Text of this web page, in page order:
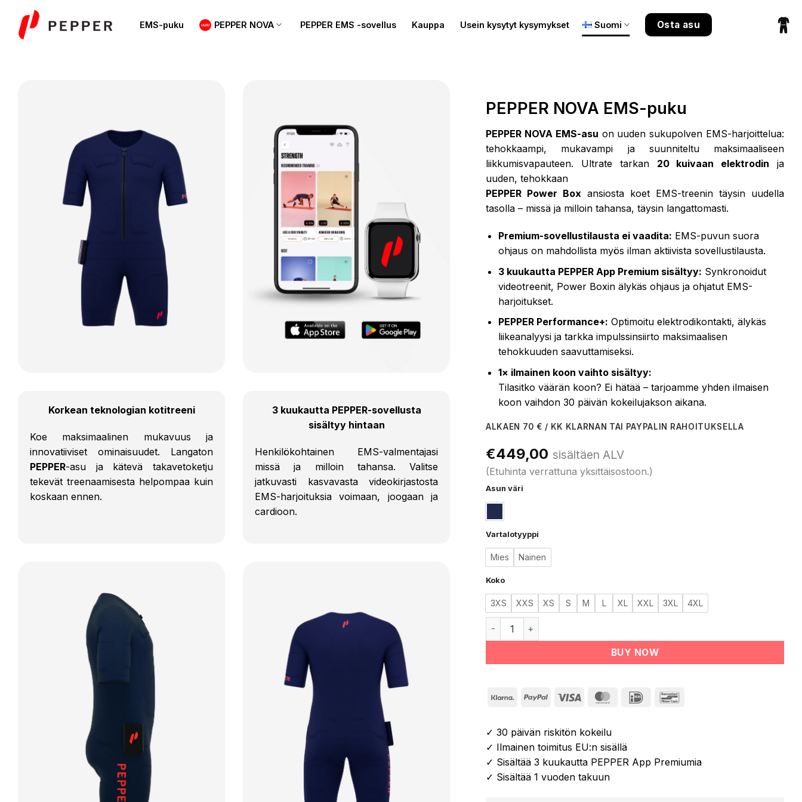
content
EMS-puku PEPPER NOVA PEPPER EMS -sovellus Kauppa Usein kysytyt kysymykset Suomi Osta asu
Korkean teknologian kotitreeni
Koe maksimaalinen mukavuus ja
innovatiiviset ominaisuudet. Langaton
PEPPER-asu ja kätevä takavetoketju
tekevät treenaamisesta helpompaa kuin
koskaan ennen.
3 kuukautta PEPPER-sovellusta
sisältyy hintaan
Henkilökohtainen EMS-valmentajasi
missä ja milloin tahansa. Valitse
jatkuvasti kasvavasta videokirjastosta
EMS-harjoituksia voimaan, joogaan ja
cardioon.
PEPPER NOVA EMS-puku
PEPPER NOVA EMS-asu on uuden sukupolven EMS-harjoittelua:
tehokkaampi, mukavampi ja suunniteltu maksimaaliseen
liikkumisvapauteen. Ultrate tarkan 20 kuivaan elektrodin ja
uuden, tehokkaan
PEPPER Power Box ansiosta koet EMS-treenin täysin uudella
tasolla – missä ja milloin tahansa, täysin langattomasti.
Premium-sovellustilausta ei vaadita: EMS-puvun suora
ohjaus on mahdollista myös ilman aktiivista sovellustilausta.
3 kuukautta PEPPER App Premium sisältyy: Synkronoidut
videotreenit, Power Boxin älykäs ohjaus ja ohjatut EMS-
harjoitukset.
PEPPER Performance+: Optimoitu elektrodikontakti, älykäs
liikeanalyysi ja tarkka impulssinsiirto maksimaalisen
tehokkuuden saavuttamiseksi.
1× ilmainen koon vaihto sisältyy:
Tilasitko väärän koon? Ei hätää – tarjoamme yhden ilmaisen
koon vaihdon 30 päivän kokeilujakson aikana.
ALKAEN 70 € / KK KLARNAN TAI PAYPALIN RAHOITUKSELLA
€449,00 sisältäen ALV
(Etuhinta verrattuna yksittäisostoon.)
Asun väri
Vartalotyyppi
Mies Nainen
Koko
3XS XXS XS S M L XL XXL 3XL
4XL
PEPPER NOVA EMS-puku määrä
BUY NOW
Klarna PayPalVisa MasterCard
IDeal
✓ 30 päivän riskitön kokeilu
✓ Ilmainen toimitus EU:n sisällä
✓ Sisältää 3 kuukautta PEPPER App Premiumia
✓ Sisältää 1 vuoden takuun